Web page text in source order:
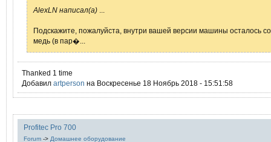
AlexLN написал(а)
Подскажите, пожалуйста, внутри вашей версии машины осталось
медь (в пар�...
Thanked 1 time
Добавил artperson на Воскресенье 18 Ноябрь 2018 - 15:51:58
Profitec Pro 700
Forum -> Домашнее оборудование